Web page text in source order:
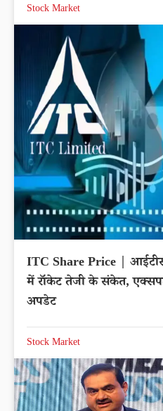
Stock Market
ITC Share Price |
में रॉकेट तेजी के संकेत,
अपडेट
Stock Market